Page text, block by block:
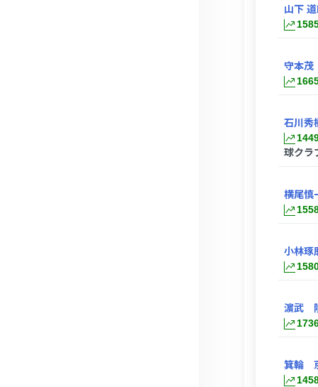
山下 道
守本茂
石川秀
球クラ
横尾慎
小林琢
濵武
箕輪